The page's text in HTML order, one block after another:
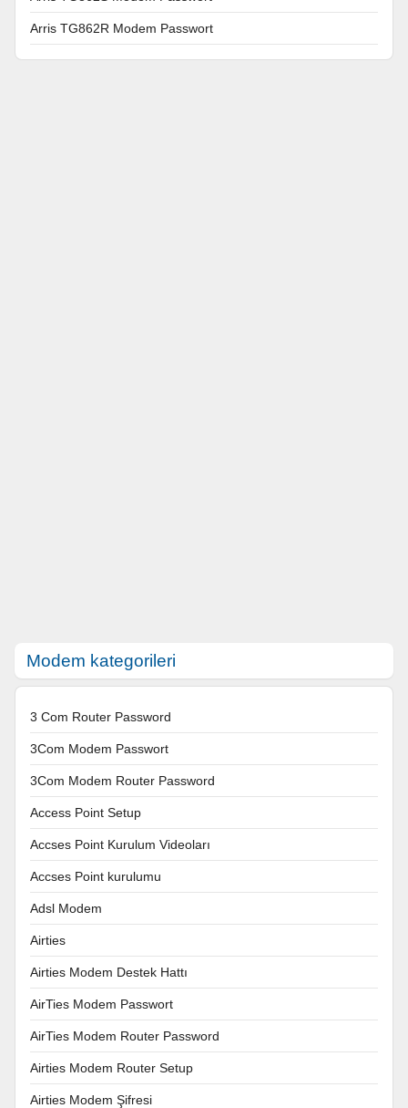
Arris TG862R Modem Passwort
Modem kategorileri
3 Com Router Password
3Com Modem Passwort
3Com Modem Router Password
Access Point Setup
Accses Point Kurulum Videoları
Accses Point kurulumu
Adsl Modem
Airties
Airties Modem Destek Hattı
AirTies Modem Passwort
AirTies Modem Router Password
Airties Modem Router Setup
Airties Modem Şifresi